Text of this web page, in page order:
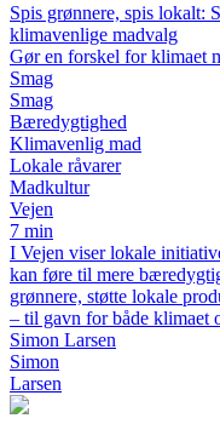
Spis grønnere, spis lokalt:
klimavenlige madvalg
Gør en forskel for klimaet
Smag
Smag
Bæredygtighed
Klimavenlig mad
Lokale råvarer
Madkultur
Vejen
7 min
I Vejen viser lokale
kan føre til mere
grønnere, støtte lokale
– til gavn for både klimaet
Simon Larsen
Simon
Larsen